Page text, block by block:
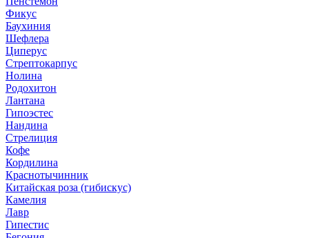
Фикус
Баухиния
Шефлера
Циперус
Стрептокарпус
Нолина
Родохитон
Лантана
Гипоэстес
Нандина
Стрелиция
Кофе
Кордилина
Краснотычинник
Китайская роза (гибискус)
Камелия
Лавр
Гипестис